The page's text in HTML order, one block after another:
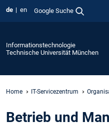
de en Google Suche
Informationstechnologie
Technische Universität München
Home IT-Servicezentrum
Betrieb und